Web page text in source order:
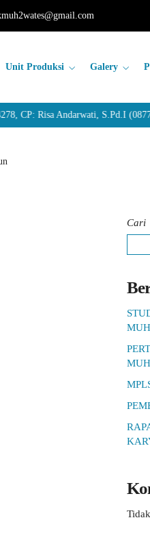
Unit Produksi Galery
CP: Risa Andarwati, S.Pd.I
Cari